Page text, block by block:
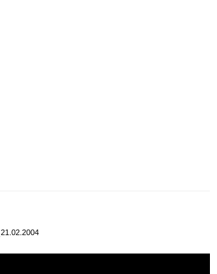
21.02.2004